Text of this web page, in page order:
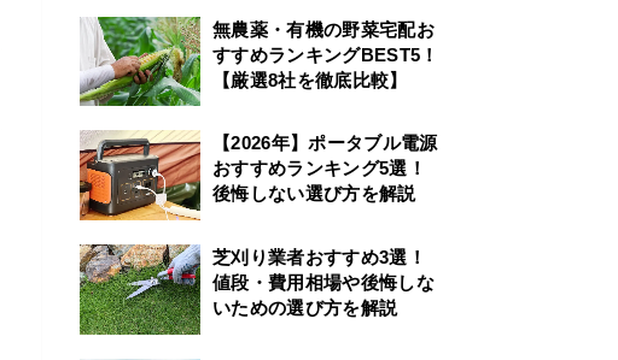
無農薬・有機の野菜宅配お
すすめランキングBEST5！
【厳選8社を徹底比較】
【2026年】ポータブル電源
おすすめランキング5選！
後悔しない選び方を解説
芝刈り業者おすすめ3選！
値段・費用相場や後悔しな
いための選び方を解説